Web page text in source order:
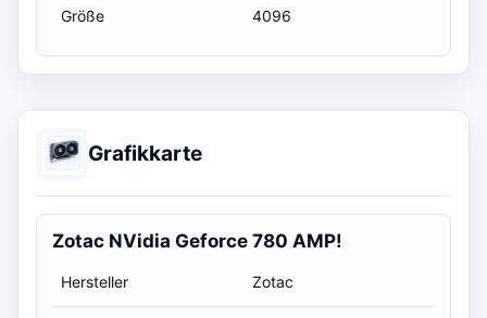
Größe 4096
Grafikkarte
Zotac NVidia Geforce 780 AMP!
Hersteller Zotac